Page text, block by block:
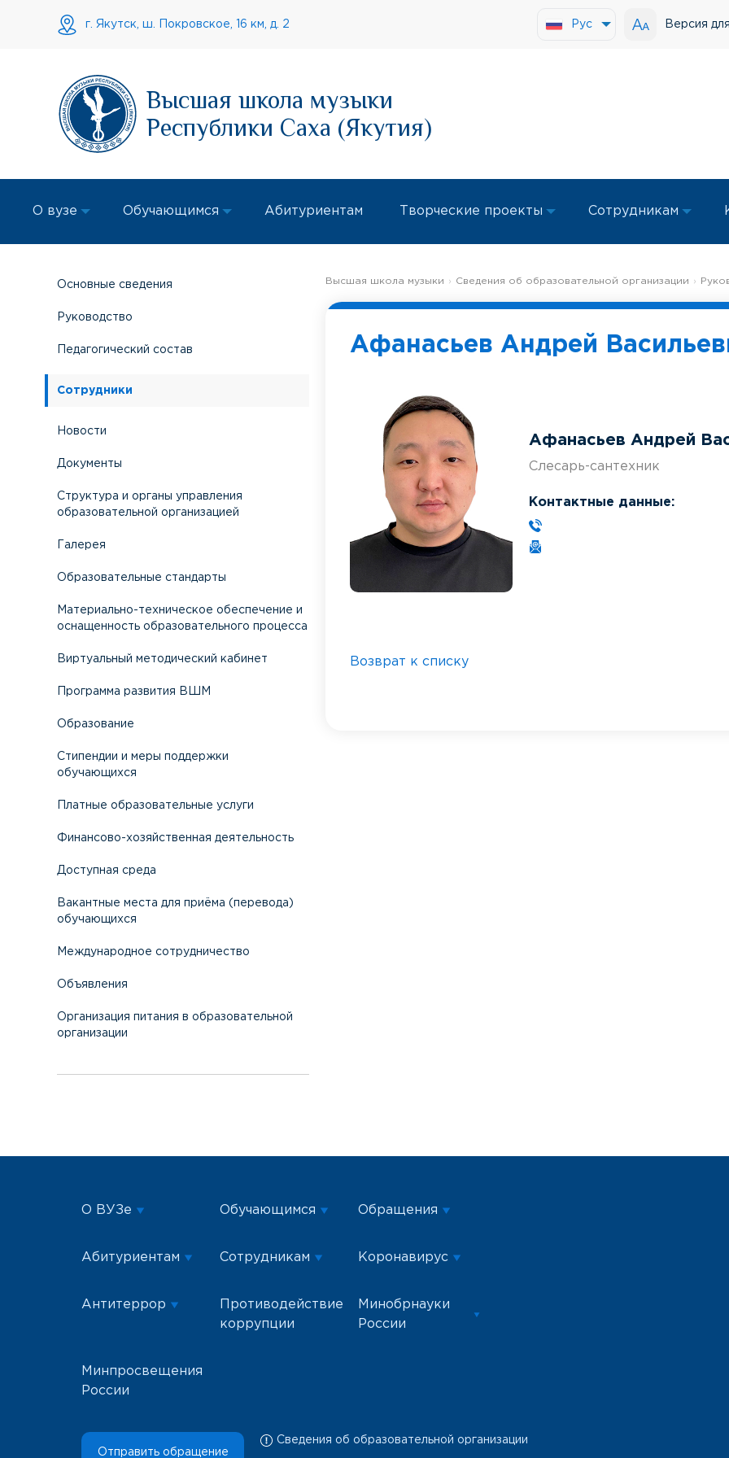
г. Якутск, ш. Покровское, 16 км, д. 2 Рус Версия
Высшая школа музыки
Республики Саха (Якутия)
О вузе Обучающимся Абитуриентам Творческие проекты Сотрудникам
Основные сведения
Руководство
Педагогический состав
Сотрудники
Новости
Документы
Структура и органы управления
образовательной организацией
Галерея
Образовательные стандарты
Материально-техническое обеспечение и
оснащенность образовательного процесса
Виртуальный методический кабинет
Программа развития ВШМ
Образование
Стипендии и меры поддержки
обучающихся
Платные образовательные услуги
Финансово-хозяйственная деятельность
Доступная среда
Вакантные места для приёма (перевода)
обучающихся
Международное сотрудничество
Объявления
Организация питания в образовательной
организации
Высшая школа музыки Сведения об образовательной организации
Афанасьев Андрей
Афанасьев Андрей
Слесарь-сантехник
Контактные данные:
Возврат к списку
О ВУЗе Обучающимся Обращения
Абитуриентам Сотрудникам Коронавирус
Антитеррор
Противодействие
коррупции
Минобрнауки
России
Минпросвещения
России
Отправить обращение
Сведения об образовательной организации